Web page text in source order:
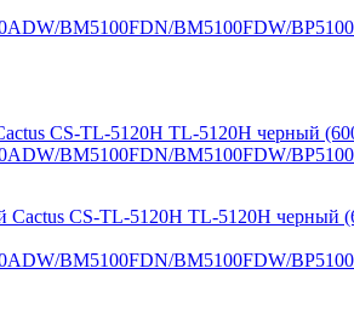
CS-TL-5120H TL-5120H черный
BM5100FDN/BM5100FDW/